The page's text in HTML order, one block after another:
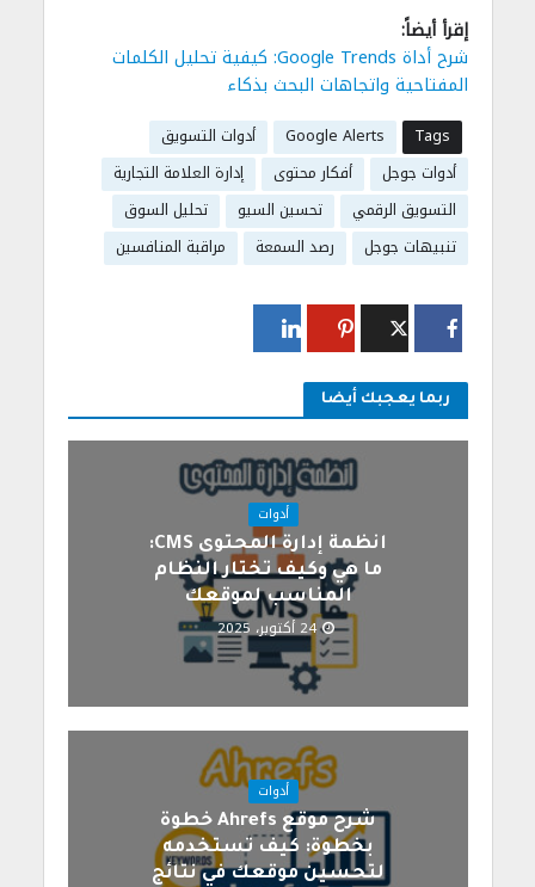
إقرأ أيضاً:
شرح أداة Google Trends: كيفية تحليل الكلمات
المفتاحية واتجاهات البحث بذكاء
Tags
Google Alerts
أدوات التسويق
أدوات جوجل
أفكار محتوى
إدارة العلامة التجارية
التسويق الرقمي
تحسين السيو
تحليل السوق
تنبيهات جوجل
رصد السمعة مراقبة المنافسين
ربما يعجبك أيضا
أدوات
انظمة إدارة المحتوى CMS:
ما هي وكيف تختار النظام
المناسب لموقعك
24 أكتوبر، 2025
أدوات
شرح موقع Ahrefs خطوة
بخطوة: كيف تستخدمه
لتحسين موقعك في نتائج